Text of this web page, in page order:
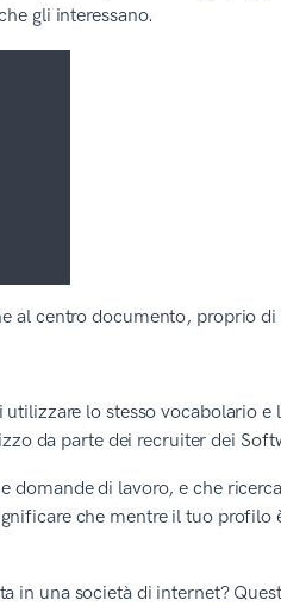
gli interessano.
al centro documento, proprio
lo stesso vocabolario
da parte dei recruiter dei
domande di lavoro, e che
che mentre il tuo profilo
in una società di internet?